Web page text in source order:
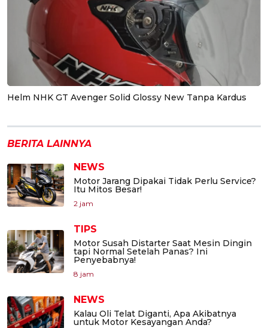
Helm NHK GT Avenger Solid Glossy New Tanpa Kardus
BERITA LAINNYA
NEWS
Motor Jarang Dipakai Tidak Perlu Service?
Itu Mitos Besar!
2 jam
TIPS
Motor Susah Distarter Saat Mesin Dingin
tapi Normal Setelah Panas? Ini
Penyebabnya!
8 jam
NEWS
Kalau Oli Telat Diganti, Apa Akibatnya
untuk Motor Kesayangan Anda?